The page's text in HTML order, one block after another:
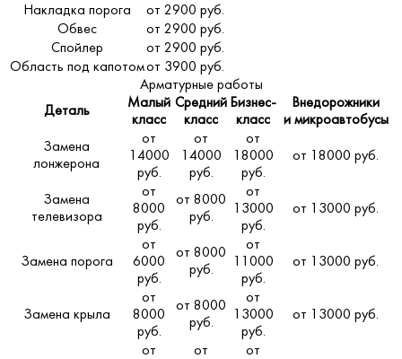
Накладка порога
от 2900 руб.
Обвес
от 2900 руб.
Спойлер
от 2900 руб.
Область под капотомот 3900 руб.
Арматурные работы
Деталь
Малый
класс
Средний
класс
Бизнес-
класс
Внедорожники
и микроавтобусы
Замена
лонжерона
от
14000
руб.
от
14000
руб.
от
18000
руб.
от 18000 руб.
Замена
телевизора
от
8000
руб.
от 8000
руб.
от
13000
руб.
от 13000 руб.
Замена порога
от
6000
руб.
от 8000
руб.
от
11000
руб.
от 13000 руб.
Замена крыла
от
8000
руб.
от 8000
руб.
от
13000
руб.
от 13000 руб.
от
от
от